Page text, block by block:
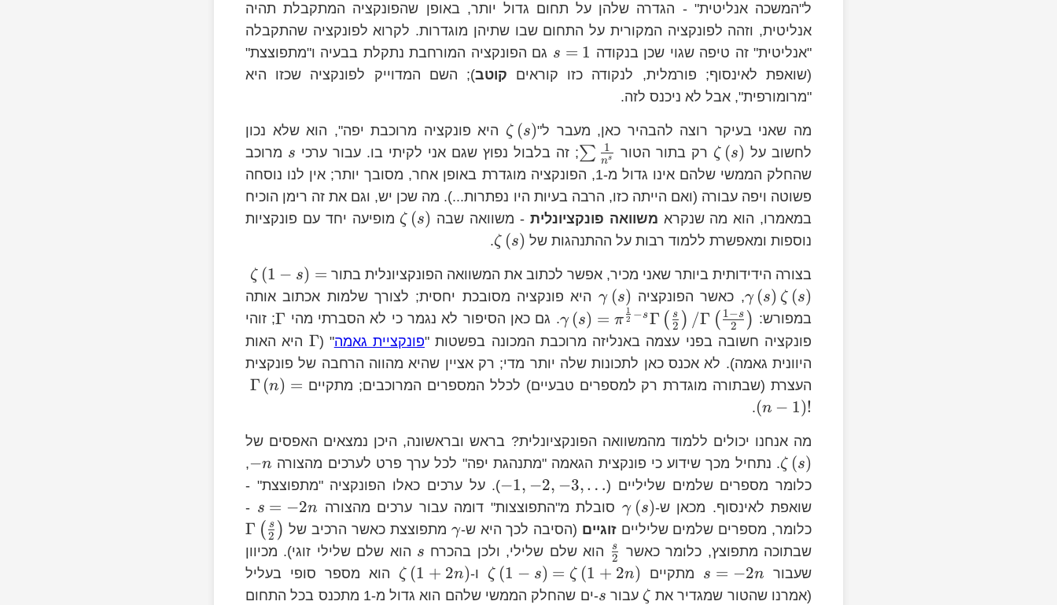
ל"המשכה אנליטית" - הגדרה שלהן על תחום גדול יותר, באופן שהפונקציה המתקבלת תהיה
אנליטית, וזהה לפונקציה המקורית על התחום שבו שתיהן מוגדרות. לקרוא לפונקציה שהתקבלה
"אנליטית" זה טיפה שגוי שכן בנקודה
s=1 s = 1
גם הפונקציה המורחבת נתקלת בבעיה ו"מתפוצצת"
(שואפת לאינסוף; פורמלית, לנקודה כזו קוראים קוטב); השם המדוייק לפונקציה שכזו היא
"מרומורפית", אבל לא ניכנס לזה.
מה שאני בעיקר רוצה להבהיר כאן, מעבר ל"
\zeta\left(s\right)
ζ (s)
היא פונקציה מרוכבת יפה", הוא שלא נכון
לחשוב על
\zeta\left(s\right) ζ (s) רק בתור הטור
\sum\frac{1}
{n^{s}}
∑ ns
1 ; זה בלבול נפוץ שגם אני לקיתי בו. עבור ערכי s
s מרוכב
שהחלק הממשי שלהם אינו גדול מ-1, הפונקציה מוגדרת באופן אחר, מסובך יותר; אין לנו נוסחה
פשוטה ויפה עבורה (ואם הייתה כזו, הרבה בעיות היו נפתרות...). מה שכן יש, וגם את זה רימן הוכיח
במאמרו, הוא מה שנקרא משוואה פונקציונלית - משוואה שבה \zeta\left(s\right)
ζ (s)
מופיעה יחד עם פונקציות
נוספות ומאפשרת ללמוד רבות על ההתנהגות של
\zeta\left(s\right)
ζ (s)
.
בצורה הידידותית ביותר שאני מכיר, אפשר לכתוב את המשוואה הפונקציונלית בתור\zeta\left(1-
ζ (1 − s) =
γ (s) ζ (s) , כאשר הפונקציה \gamma\left(s\right)
γ (s)
היא פונקציה מסובכת יחסית; לצורך שלמות אכתוב אותה
במפורש:\gamma\left(s\right)=\pi^{\frac{1}
{2}-s}\Gamma\left(\frac{s}
{2}\right)/\Gamma\left(\frac{1-s}
{2}\right)
γ (s) = π 2
1 −sΓ ( 2
s ) /Γ ( 2
1−s ) . גם כאן הסיפור לא נגמר כי לא הסברתי מהי \Gamma
Γ; זוהי
פונקציה חשובה בפני עצמה באנליזה מרוכבת המכונה בפשטות "פונקציית גאמה" ( \Gamma
Γ היא האות
היוונית גאמה). לא אכנס כאן לתכונות שלה יותר מדי; רק אציין שהיא מהווה הרחבה של פונקצית
העצרת (שבתורה מוגדרת רק למספרים טבעיים) לכלל המספרים המרוכבים; מתקיים\Gamma\left(n\right)=\left(n-
1\right)!
Γ (n) =
(n − 1)!
.
מה אנחנו יכולים ללמוד מהמשוואה הפונקציונלית? בראש ובראשונה, היכן נמצאים האפסים של
ζ (s) . נתחיל מכך שידוע כי פונקצית הגאמה "מתנהגת יפה" לכל ערך פרט לערכים מהצורה
-
n
−n
,
כלומר מספרים שלמים שליליים (-1,-2,-3,\dots
−1, −2, −3, …
). על ערכים כאלו הפונקציה "מתפוצצת" -
שואפת לאינסוף. מכאן ש-
\gamma\left(s\right) γ (s) סובלת מ"התפוצצות" דומה עבור ערכים מהצורה s=-2n
s = −2n
-
כלומר, מספרים שלמים שלילייםזוגיים (הסיבה לכך היא ש- \gamma
γ מתפוצצת כאשר הרכיב של Γ ( 2
s )
שבתוכה מתפוצץ, כלומר כאשר
\frac{s}
{2}
2
s הוא שלם שלילי, ולכן בהכרח s
s הוא שלם שלילי זוגי). מכיוון
שעבור
s=-2n s = −2n מתקיים\zeta\left(1-
s\right)=\zeta\left(1+2n\right)
ζ (1 − s) = ζ (1 + 2n) ו- \zeta\left(1+2n\right)
ζ (1 + 2n)
הוא מספר סופי בעליל
(אמרנו שהטור שמגדיר את
\zeta ζ עבור s s
-ים שהחלק הממשי שלהם הוא גדול מ-1 מתכנס בכל התחום